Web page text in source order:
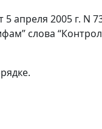
апреля 2005 г.
слова